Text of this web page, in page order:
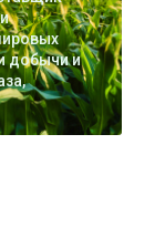
добычи и